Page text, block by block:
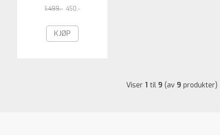
1.499,- 450,-
KJØP
Viser 1 til 9 (av 9 produkter)